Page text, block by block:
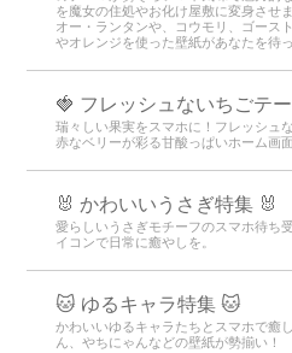
を魔女の住処やお化け屋敷に変身させ
オー・ランタンや、コウモリ、ゴース
やオレンジを使った壁紙があなたを待
🍓 フレッシュないちごテ
瑞々しい果実をスマホに！フレッシュ
赤なベリーが彩る甘酸っぱいホーム画
🐰 かわいいうさぎ特集 🐰
愛らしいうさぎモチーフのスマホ待ち
イコンで日常に癒やしを。
🐱 ゆるキャラ特集 🐱
かわいいゆるキャラたちとスマホで癒
ん、やちにゃんなどの壁紙が勢揃い！